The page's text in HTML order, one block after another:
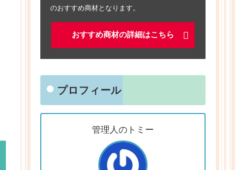
のおすすめ商材となります。
おすすめ商材の詳細はこちら
プロフィール
管理人のトミー